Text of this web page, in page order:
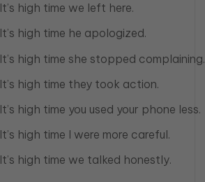
It’s high time we left here.
It’s high time he apologized.
It’s high time she stopped complaining.
It’s high time they took action.
It’s high time you used your phone less.
It’s high time I were more careful.
It’s high time we talked honestly.